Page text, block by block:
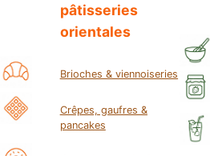
pâtisseries
orientales
Brioches & viennoiseries
Crêpes, gaufres &
pancakes